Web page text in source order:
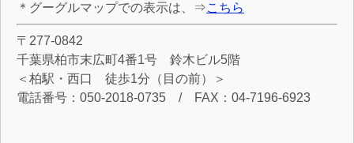
＊グーグルマップでの表示は、⇒こちら
〒277-0842
千葉県柏市末広町4番1号 鈴木ビル5階
＜柏駅・西口 徒歩1分（目の前）＞
電話番号：050-2018-0735 / FAX：04-7196-6923